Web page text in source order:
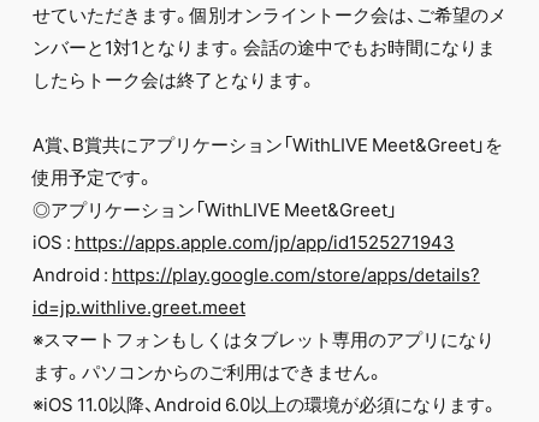
せていただきます。個別オンライントーク会は、ご希望のメ
ンバーと1対1となります。会話の途中でもお時間になりま
したらトーク会は終了となります。
A賞、B賞共にアプリケーション「WithLIVE Meet&Greet」を
使用予定です。
◎アプリケーション「WithLIVE Meet&Greet」
iOS : https://apps.apple.com/jp/app/id1525271943
Android : https://play.google.com/store/apps/details?
id=jp.withlive.greet.meet
※スマートフォンもしくはタブレット専用のアプリになり
ます。パソコンからのご利用はできません。
※iOS 11.0以降、Android 6.0以上の環境が必須になります。